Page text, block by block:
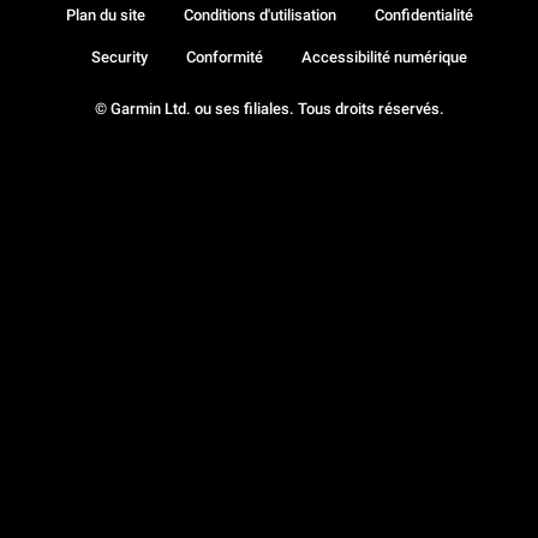
© Garmin Ltd. ou ses filiales. Tous droits réservés.
Plan du site Conditions d'utilisation Confidentialité
Security Conformité Accessibilité numérique